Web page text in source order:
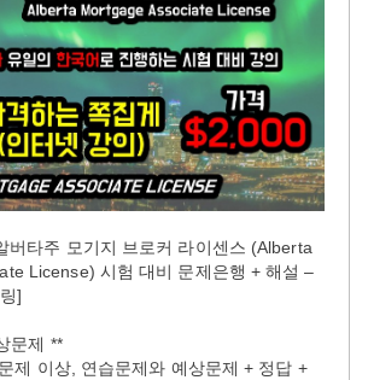
버타주 모기지 브로커 라이센스 (Alberta
License) 시험 대비 문제은행 + 해설 –
]
문제 **
제 이상, 연습문제와 예상문제 + 정답 +